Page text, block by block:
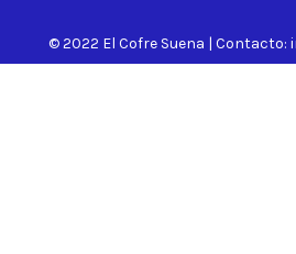
© 2022 El Cofre Suena | Contacto: